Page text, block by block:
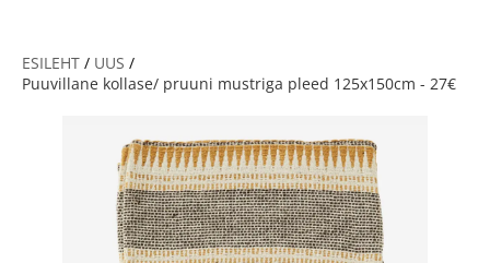
ESILEHT / UUS /
Puuvillane kollase/ pruuni mustriga pleed 125x150cm - 27€